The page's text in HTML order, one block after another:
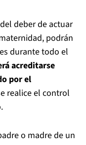
deber de actuar
podrán
durante todo el
acreditarse
por el
realice el control
o madre de un